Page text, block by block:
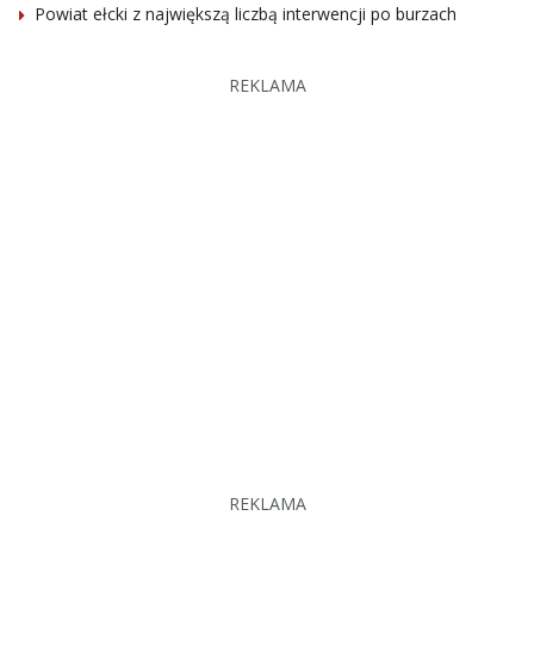
Powiat ełcki z największą liczbą interwencji po burzach
REKLAMA
REKLAMA